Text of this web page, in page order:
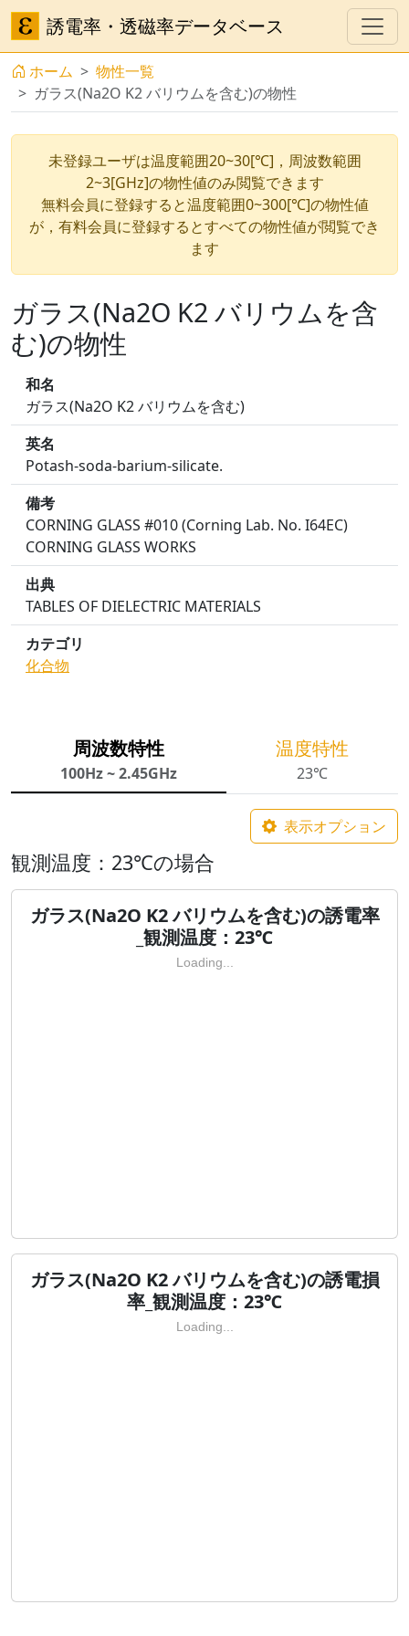
誘電率・透磁率データベース
ホーム
物性一覧
ガラス(Na2O K2 バリウムを含む)の物性
未登録ユーザは温度範囲20~30[℃]，周波数範囲
2~3[GHz]の物性値のみ閲覧できます
無料会員に登録すると温度範囲0~300[℃]の物性値
が，有料会員に登録するとすべての物性値が閲覧でき
ます
ガラス(Na2O K2 バリウムを含
む)の物性
和名
ガラス(Na2O K2 バリウムを含む)
英名
Potash-soda-barium-silicate.
備考
CORNING GLASS #010 (Corning Lab. No. I64EC)
CORNING GLASS WORKS
出典
TABLES OF DIELECTRIC MATERIALS
カテゴリ
化合物
周波数特性
100Hz ~ 2.45GHz
温度特性
23℃
表示オプション
観測温度：23℃の場合
ガラス(Na2O K2 バリウムを含む)の誘電率
_観測温度：23℃
Loading...
ガラス(Na2O K2 バリウムを含む)の誘電損
率_観測温度：23℃
Loading...